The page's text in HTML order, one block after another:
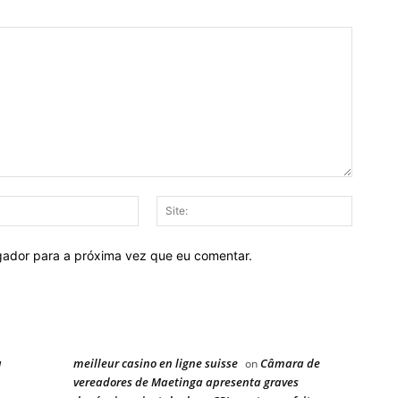
mail:
para a próxima vez que eu comentar.
meilleur casino en ligne suisse onCâmara de
vereadores de Maetinga apresenta graves